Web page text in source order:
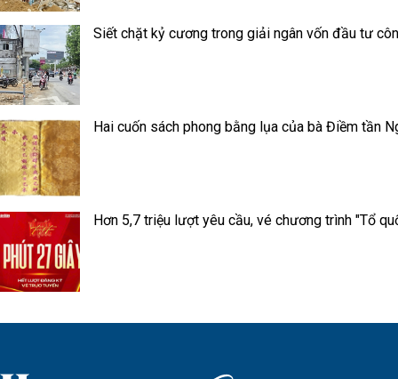
Siết chặt kỷ cương trong giải ngân vốn đầu tư
Hai cuốn sách phong bằng lụa của bà Điềm tần
Hơn 5,7 triệu lượt yêu cầu, vé chương trình "Tổ